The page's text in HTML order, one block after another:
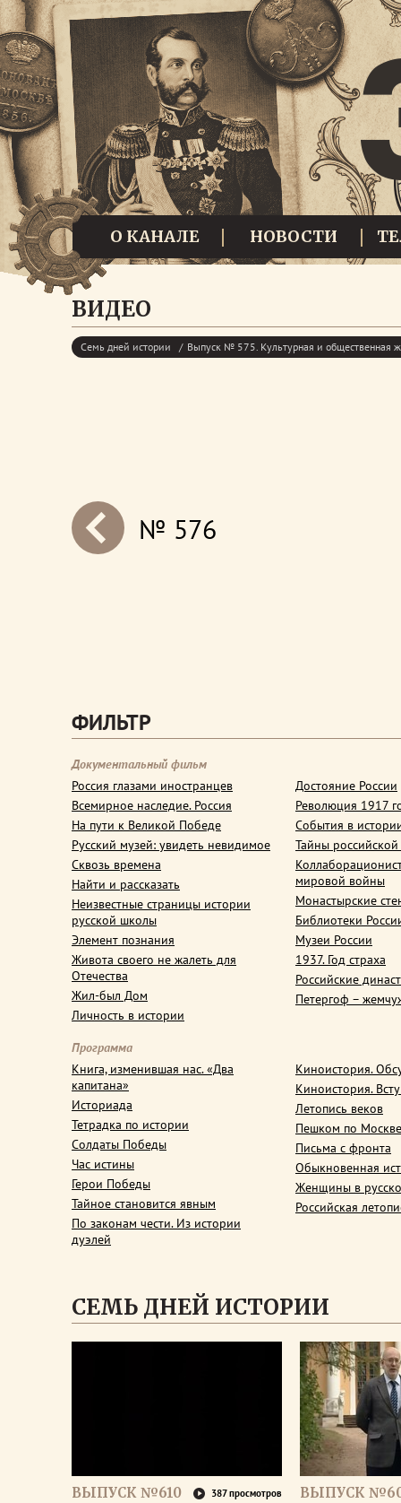
О КАНАЛЕ НОВОСТИ
ВИДЕО
Семь дней истории Выпуск № 575. Культурная и общественная
next№ 576
ФИЛЬТР
Документальный фильм
Россия глазами иностранцев
Всемирное наследие. Россия
На пути к Великой Победе
Русский музей: увидеть невидимое
Сквозь времена
Найти и рассказать
Неизвестные страницы истории
русской школы
Элемент познания
Живота своего не жалеть для
Отечества
Жил-был Дом
Личность в истории
Достояние России
Революция 1917
События в
Тайны
мировой войны
Монастырские
Библиотеки
Музеи России
1937. Год страха
Российские
Петергоф –
Программа
Книга, изменившая нас. «Два
капитана»
Историада
Тетрадка по истории
Солдаты Победы
Час истины
Герои Победы
Тайное становится явным
По законам чести. Из истории
дуэлей
Киноистория.
Киноистория.
Летопись веков
Пешком по Москве
Письма с фронта
Обыкновенная
Женщины в
Российская
СЕМЬ ДНЕЙ ИСТОРИИ
ВЫПУСК №610 387 просмотров ВЫПУСК